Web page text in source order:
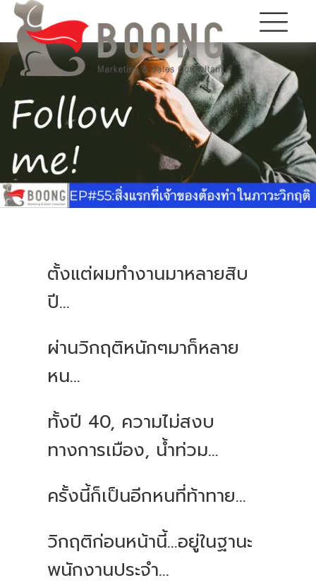
ตั้งแต่ผมทำงานมาหลายสิบ
ปี...
ผ่านวิกฤติหนักๆมาก็หลาย
หน...
ทั้งปี 40, ความไม่สงบ
ทางการเมือง, น้ำท่วม...
ครั้งนี้ก็เป็นอีกหนที่ท้าทาย...
วิกฤติก่อนหน้านี้...อยู่ในฐานะ
พนักงานประจำ...